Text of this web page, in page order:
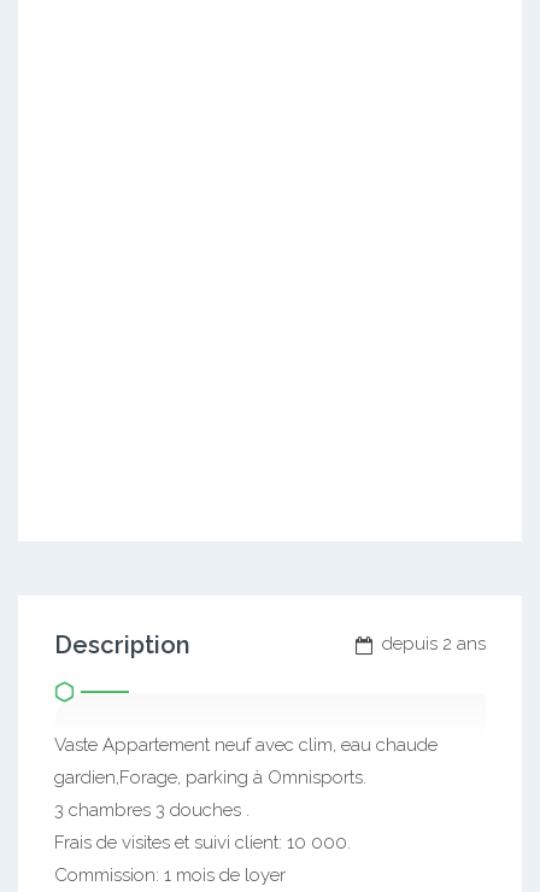
depuis 2 ans
Description
Vaste Appartement neuf avec clim, eau chaude
gardien,Forage, parking à Omnisports.
3 chambres 3 douches .
Frais de visites et suivi client: 10 000.
Commission: 1 mois de loyer